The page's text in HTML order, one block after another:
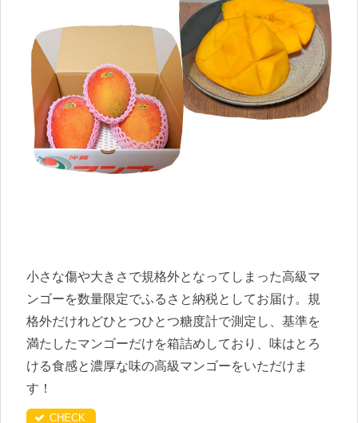
小さな傷や大きさで規格外となってしまった高級マ
ンゴーを数量限定でふるさと納税としてお届け。規
格外だけれどひとつひとつ糖度計で測定し、基準を
満たしたマンゴーだけを箱詰めしており、味はとろ
ける食感と濃厚な味の高級マンゴーをいただけま
す！